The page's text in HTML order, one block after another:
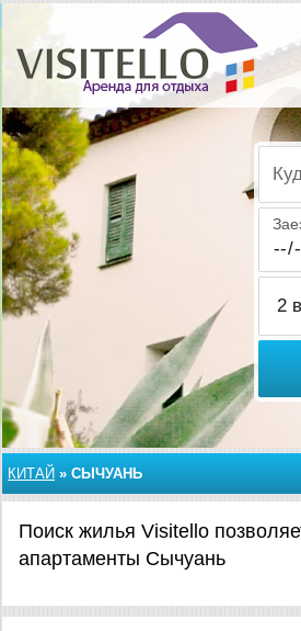
КИТАЙ » СЫЧУАНЬ
Поиск жилья Visitello
апартаменты Сычуань